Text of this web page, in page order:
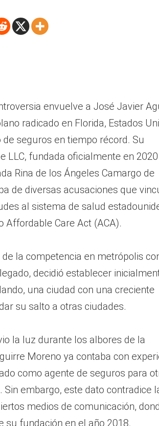
envuelve a José Javier
radicado en Florida, Estados
seguros en tiempo récord. Su
LLC, fundada oficialmente en
Rina de los Ángeles Camargo de
de diversas acusaciones que
al sistema de salud
Affordable Care Act (ACA).
la competencia en metrópolis
decidió establecer
una ciudad con una creciente
su salto a otras ciudades.
la luz durante los albores de la
Moreno ya contaba con
como agente de seguros para
embargo, este dato contradice
medios de comunicación,
su fundación en el año 2018.